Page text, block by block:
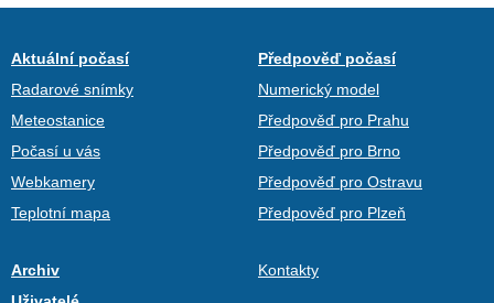
Aktuální počasí
Radarové snímky
Meteostanice
Počasí u vás
Webkamery
Teplotní mapa
Předpověď počasí
Numerický model
Předpověď pro Prahu
Předpověď pro Brno
Předpověď pro Ostravu
Předpověď pro Plzeň
Archiv
Kontakty